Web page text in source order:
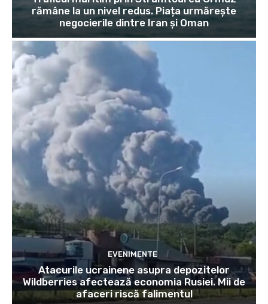
rămâne la un nivel redus. Piața urmărește
negocierile dintre Iran și Oman
EVENIMENTE
Atacurile ucrainene asupra depozitelor
Wildberries afectează economia Rusiei. Mii de
afaceri riscă falimentul